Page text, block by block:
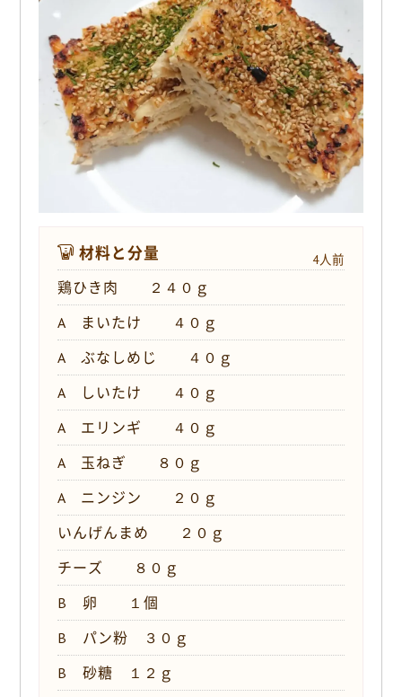
材料と分量 4人前
鶏ひき肉 ２４０ｇ
A まいたけ ４０ｇ
A ぶなしめじ ４０ｇ
A しいたけ ４０ｇ
A エリンギ ４０ｇ
A 玉ねぎ ８０ｇ
A ニンジン ２０ｇ
いんげんまめ ２０ｇ
チーズ ８０ｇ
B 卵 １個
B パン粉 ３０ｇ
B 砂糖 １２ｇ